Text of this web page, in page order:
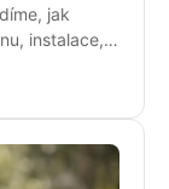
jak
instalace,